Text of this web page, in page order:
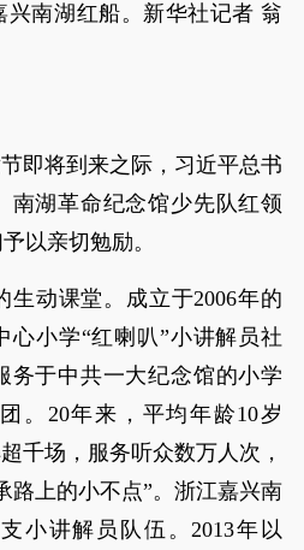
兴南湖红船。新华社记者 翁
即将到来之际，习近平总书
南湖革命纪念馆少先队红领
以亲切勉励。
生动课堂。成立于2006年的
心小学“红喇叭”小讲解员社
务于中共一大纪念馆的小学
。20年来，平均年龄10岁
千场，服务听众数万人次，
路上的小不点”。浙江嘉兴南
小讲解员队伍。2013年以